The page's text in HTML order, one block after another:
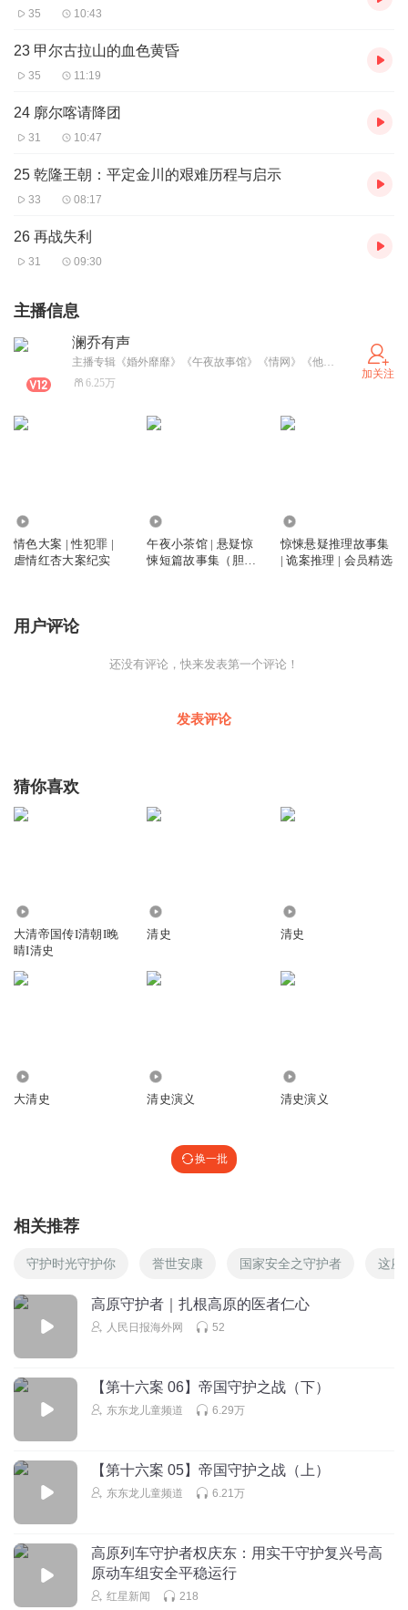
35 10:43
23 甲尔古拉山的血色黄昏
35 11:19
24 廓尔喀请降团
31 10:47
25 乾隆王朝：平定金川的艰难历程与启示
33 08:17
26 再战失利
31 09:30
主播信息
澜乔有声
主播专辑《婚外靡靡》《午夜故事馆》《情网》《他是谁》《婴瞳》《婚色迷情》《面具》《谁是凶手》《消失的她》《背叛》....总有一款你喜欢，想听更多，主播等你来戳~
6.25万
加关注
情色大案 | 性犯罪 |
虐情红杏大案纪实
午夜小茶馆 | 悬疑惊
悚短篇故事集（胆小
惊悚悬疑推理故事集
| 诡案推理 | 会员精选
用户评论
还没有评论，快来发表第一个评论！
发表评论
猜你喜欢
大清帝国传I清朝I晚
晴I清史
清史 清史
大清史 清史演义 清史演义
换一批
相关推荐
守护时光守护你 誉世安康 国家安全之守护者 这座
高原守护者｜扎根高原的医者仁心
人民日报海外网 52
【第十六案 06】帝国守护之战（下）
东东龙儿童频道 6.29万
【第十六案 05】帝国守护之战（上）
东东龙儿童频道 6.21万
高原列车守护者权庆东：用实干守护复兴号高
原动车组安全平稳运行
红星新闻 218